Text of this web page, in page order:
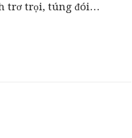
trơ trọi, túng đói…